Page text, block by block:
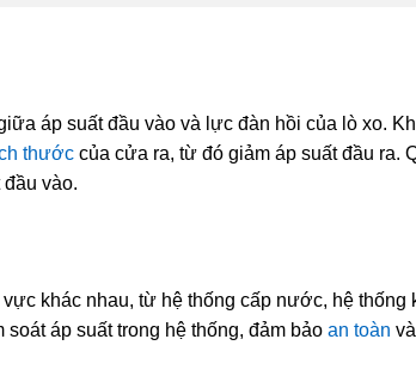
áp suất đầu vào và lực đàn hồi của lò xo.
thước của cửa ra, từ đó giảm áp suất đầu ra.
vào.
khác nhau, từ hệ thống cấp nước, hệ thống
áp suất trong hệ thống, đảm bảoan toàn